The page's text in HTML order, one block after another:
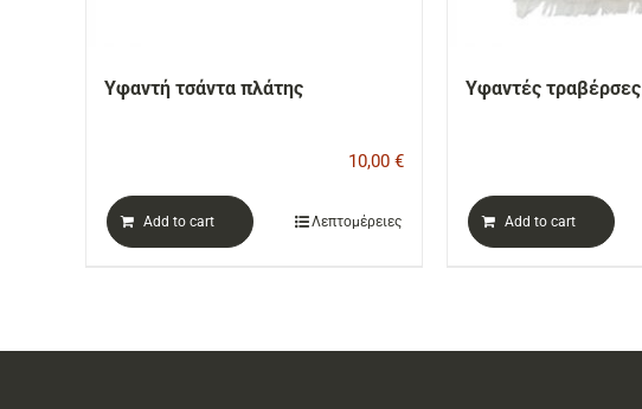
Υφαντή τσάντα πλάτης
10,00 €
Add to cart Λεπτομέρειες
Υφαντές τραβέρσες
Add to cart